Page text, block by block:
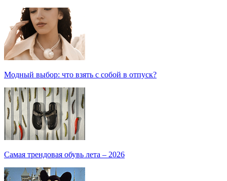
Модный выбор: что взять с собой в отпуск?
Самая трендовая обувь лета – 2026